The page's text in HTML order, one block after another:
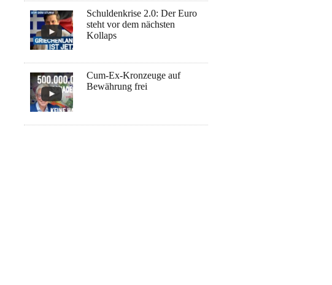
Schuldenkrise 2.0: Der Euro
steht vor dem nächsten
Kollaps
Cum-Ex-Kronzeuge auf
Bewährung frei